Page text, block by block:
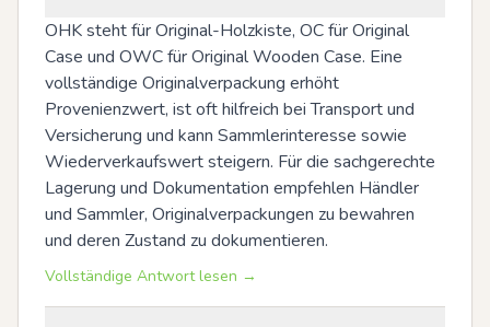
OHK steht für Original-Holzkiste, OC für Original
Case und OWC für Original Wooden Case. Eine
vollständige Originalverpackung erhöht
Provenienzwert, ist oft hilfreich bei Transport und
Versicherung und kann Sammlerinteresse sowie
Wiederverkaufswert steigern. Für die sachgerechte
Lagerung und Dokumentation empfehlen Händler
und Sammler, Originalverpackungen zu bewahren
und deren Zustand zu dokumentieren.
Vollständige Antwort lesen →